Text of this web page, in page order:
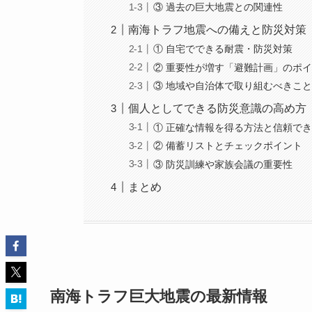
③ 過去の巨大地震との関連性
南海トラフ地震への備えと防災対策
① 自宅でできる耐震・防災対策
② 重要性が増す「避難計画」のポイ
③ 地域や自治体で取り組むべきこと
個人としてできる防災意識の高め方
① 正確な情報を得る方法と信頼で
② 備蓄リストとチェックポイント
③ 防災訓練や家族会議の重要性
まとめ
南海トラフ巨大地震の最新情報